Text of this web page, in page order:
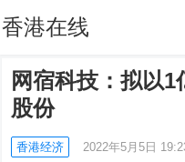
香港在线
网宿科技：拟以1
股份
香港经济 2022年5月5日